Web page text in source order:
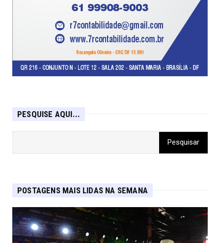
PESQUISE AQUI...
POSTAGENS MAIS LIDAS NA SEMANA